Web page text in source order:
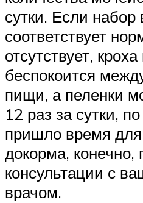
сутки. Если набор
соответствует
отсутствует,
беспокоится
пищи, а пеленки
12 раз за сутки,
пришло время
докорма, конечно,
консультации с
врачом.